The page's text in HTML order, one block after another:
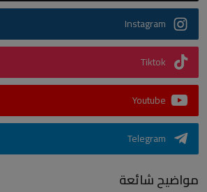
Instagram
Tiktok
Youtube
Telegram
مواضيح شائعة